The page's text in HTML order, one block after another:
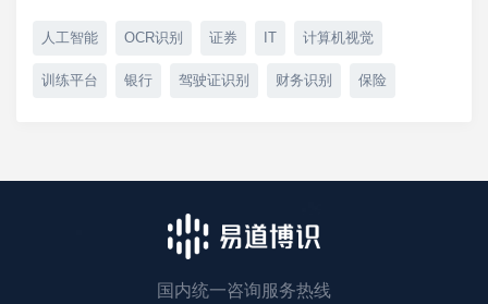
人工智能 OCR识别 证券 IT 计算机视觉
训练平台 银行 驾驶证识别 财务识别 保险
国内统一咨询服务热线